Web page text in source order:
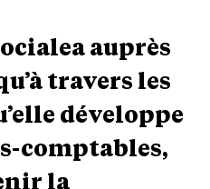
auprès
travers les
développe
comptables,
la